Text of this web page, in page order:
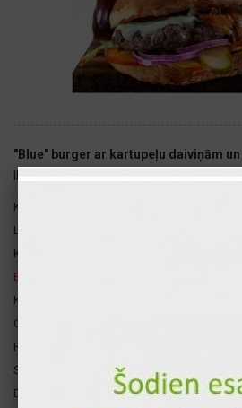
"Blue" burger ar kartupeļu daiviņām
Kartupeļu daiviņas
Liellopa antrekots (medium rare)
Klasiskā mērce burgeram
Briošs bulciņa
Kečups
Coca-cola 0.33
Fanta 0.33
Sprite 0.33
Dor Blue siers